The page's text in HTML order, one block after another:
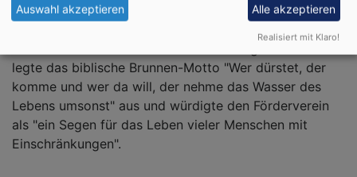
Landrat Dr. Jürgen Ludwig, weitere
Vorstandsmitglieder und zahlreiche Gäste ließen es
legte das biblische Brunnen-Motto "Wer dürstet, der
komme und wer da will, der nehme das Wasser des
Lebens umsonst" aus und würdigte den Förderverein
als "ein Segen für das Leben vieler Menschen mit
Einschränkungen".
Auswahl akzeptieren Alle akzeptieren
Realisiert mit Klaro!